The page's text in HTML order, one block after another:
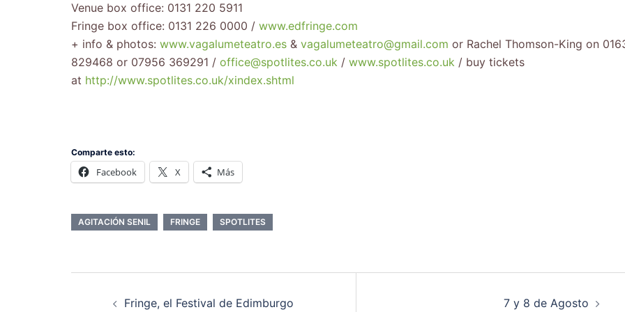
Venue box office: 0131 220 5911
Fringe box office: 0131 226 0000 / www.edfringe.com
+ info & photos: www.vagalumeteatro.es & vagalumeteatro@gmail.com or Rachel Thomson-King on
829468 or 07956 369291 / office@spotlites.co.uk / www.spotlites.co.uk / buy tickets
at http://www.spotlites.co.uk/xindex.shtml
Comparte esto:
Facebook X Más
AGITACIÓN SENIL FRINGE SPOTLITES
Fringe, el Festival de Edimburgo 7 y 8 de Agosto